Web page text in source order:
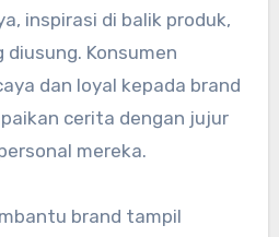
inspirasi di balik produk,
Konsumen
dan loyal kepada brand
cerita dengan jujur
mereka.
brand tampil